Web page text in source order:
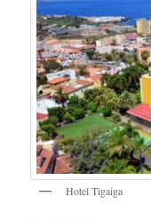
Hotel Tigaiga